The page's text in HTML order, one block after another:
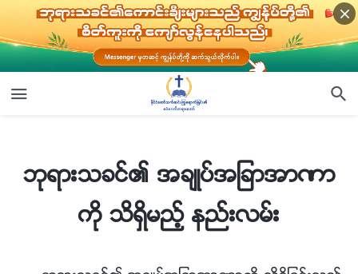
ဘုရားသခင္၏ အခ်ဳပ္အျခာအာဏာကို သိရွိမည့္ နည္းလမ္း
ဘုရားသခင္၏ အခ်ဳပ္အျခာအာဏာ
ကို သိရွိမည့္ နည္းလမ္း